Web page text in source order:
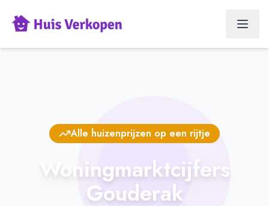
Alle huizenprijzen op een rijtje
Woningmarktcijfers
Gouderak